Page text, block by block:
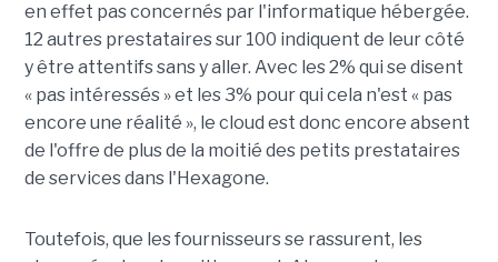
en effet pas concernés par l'informatique hébergée.
12 autres prestataires sur 100 indiquent de leur côté
y être attentifs sans y aller. Avec les 2% qui se disent
« pas intéressés » et les 3% pour qui cela n'est « pas
encore une réalité », le cloud est donc encore absent
de l'offre de plus de la moitié des petits prestataires
de services dans l'Hexagone.
Toutefois, que les fournisseurs se rassurent, les